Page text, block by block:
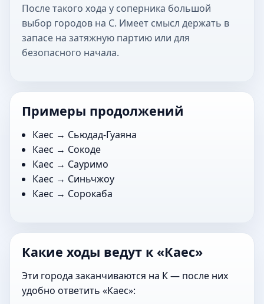
После такого хода у соперника большой
выбор городов на С. Имеет смысл держать в
запасе на затяжную партию или для
безопасного начала.
Примеры продолжений
Каес → Сьюдад-Гуаяна
Каес → Сокоде
Каес → Сауримо
Каес → Синьчжоу
Каес → Сорокаба
Какие ходы ведут к «Каес»
Эти города заканчиваются на К — после них
удобно ответить «Каес»: